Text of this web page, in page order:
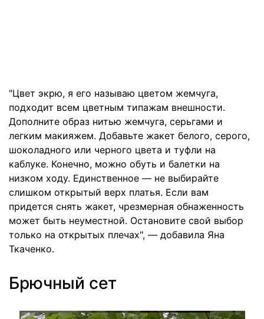
"Цвет экрю, я его называю цветом жемчуга,
подходит всем цветным типажам внешности.
Дополните образ нитью жемчуга, серьгами и
легким макияжем. Добавьте жакет белого, серого,
шоколадного или черного цвета и туфли на
каблуке. Конечно, можно обуть и балетки на
низком ходу. Единственное — не выбирайте
слишком открытый верх платья. Если вам
придется снять жакет, чрезмерная обнаженность
может быть неуместной. Остановите свой выбор
только на открытых плечах", — добавила Яна
Ткаченко.
Брючный сет